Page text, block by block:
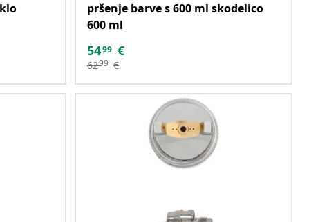
pršenje barve s 600 ml skodelico
600 ml
5499 €
6299 €